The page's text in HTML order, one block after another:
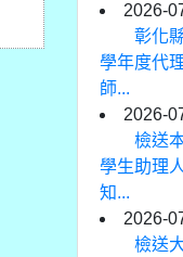
2026-
彰化
學年度代
師...
2026-
檢送
學生助理
知...
2026-
檢送